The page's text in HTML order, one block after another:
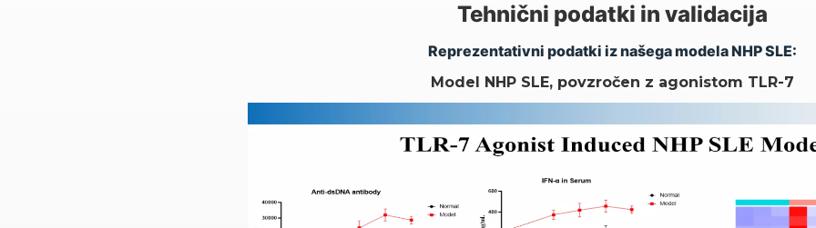
Tehnični podatki in validacija
Reprezentativni podatki iz našega modela NHP SLE:
Model NHP SLE, povzročen z agonistom TLR-7